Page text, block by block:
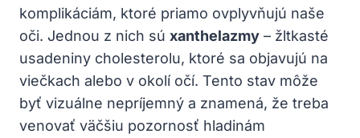
komplikáciám, ktoré priamo ovplyvňujú naše
oči. Jednou z nich sú xanthelazmy – žltkasté
usadeniny cholesterolu, ktoré sa objavujú na
viečkach alebo v okolí očí. ‍Tento‌ stav ​môže
byť vizuálne nepríjemný a znamená, že ‍treba
venovať‌ väčšiu pozornosť hladinám